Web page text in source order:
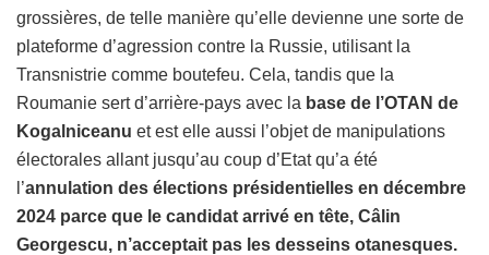
grossières, de telle manière qu’elle devienne une sorte de
plateforme d’agression contre la Russie, utilisant la
Transnistrie comme boutefeu. Cela, tandis que la
Roumanie sert d’arrière-pays avec la base de l’OTAN de
Kogalniceanu et est elle aussi l’objet de manipulations
électorales allant jusqu’au coup d’Etat qu’a été
l’annulation des élections présidentielles en décembre
2024 parce que le candidat arrivé en tête, Câlin
Georgescu, n’acceptait pas les desseins otanesques.